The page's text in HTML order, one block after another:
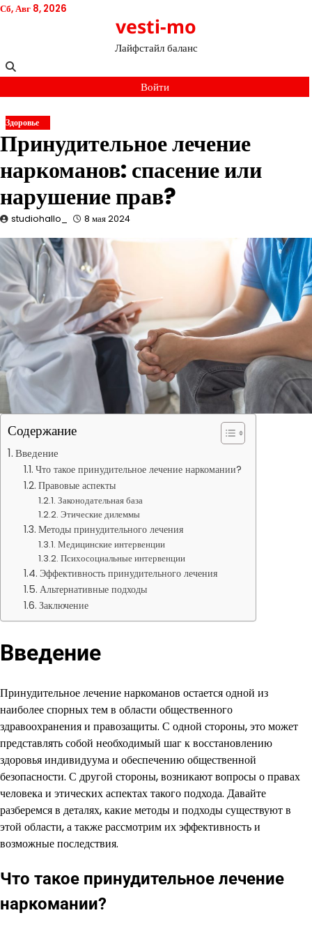
Перейти
Сб, Авг 8, 2026
vesti-mo
Лайфстайл баланс
Войти
Здоровье
Принудительное лечение
наркоманов: спасение или
нарушение прав?
studiohallo_ 8 мая 2024
Содержание
Введение
Что такое принудительное лечение наркомании?
Правовые аспекты
Законодательная база
Этические дилеммы
Методы принудительного лечения
Медицинские интервенции
Психосоциальные интервенции
Эффективность принудительного лечения
Альтернативные подходы
Заключение
Введение
Принудительное лечение наркоманов остается одной из
наиболее спорных тем в области общественного
здравоохранения и правозащиты. С одной стороны, это может
представлять собой необходимый шаг к восстановлению
здоровья индивидуума и обеспечению общественной
безопасности. С другой стороны, возникают вопросы о правах
человека и этических аспектах такого подхода. Давайте
разберемся в деталях, какие методы и подходы существуют в
этой области, а также рассмотрим их эффективность и
возможные последствия.
Что такое принудительное лечение
наркомании?